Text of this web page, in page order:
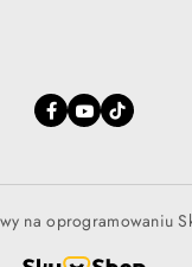
na oprogramowaniu